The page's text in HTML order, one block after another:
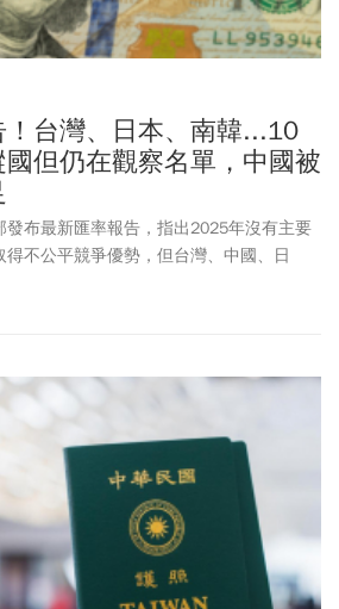
台灣、日本、南韓...10
但仍在觀察名單，中國被
發布最新匯率報告，指出2025年沒有主要
不公平競爭優勢，但台灣、中國、日
伴，仍被列入匯率政策密切關注的觀察
被列入觀察名單。美財政部表示，泰國、
其中一項標準；若在下一份報告中符合標
名單。值得注意的是，先前有參議員呼籲
，美財政部特別指出，儘管中國未被認
於其他主要貿易夥伴，中國在匯率政策與
足。美財政部強調，日後若有證據顯示中
，中國的缺乏透明度不會妨礙美國將其認